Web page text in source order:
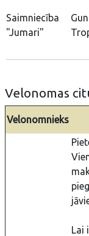
Saimniecība
"Jumari"
Velonomas
Velonomnieks
Lai